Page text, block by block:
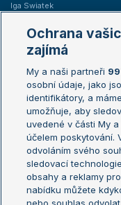
Iga Swiatek
Žebříčky
Žebříček ATP (muži)
Žebříček WTA (ženy)
Sázkařský žebříček
Aktualní trendy
Ochrana
zajímá
My a naši partneři
osobní údaje, jako
identifikátory, a
umožňuje, aby
uvedené v části My
účelem poskytování.
odvoláním svého
sledovací
obsahy a reklamy
nabídku můžete